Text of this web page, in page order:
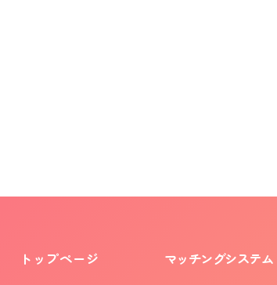
トップページ マッチングシステム